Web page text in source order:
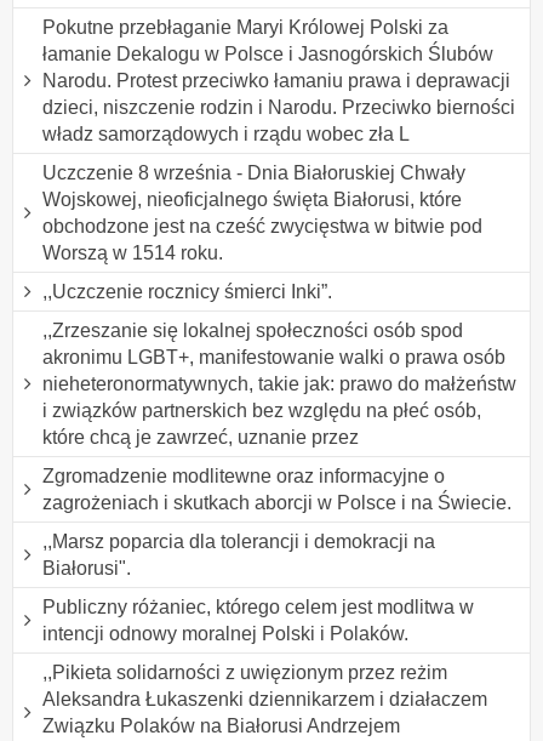
Pokutne przebłaganie Maryi Królowej Polski za
łamanie Dekalogu w Polsce i Jasnogórskich Ślubów
Narodu. Protest przeciwko łamaniu prawa i deprawacji
dzieci, niszczenie rodzin i Narodu. Przeciwko bierności
władz samorządowych i rządu wobec zła L
Uczczenie 8 września - Dnia Białoruskiej Chwały
Wojskowej, nieoficjalnego święta Białorusi, które
obchodzone jest na cześć zwycięstwa w bitwie pod
Worszą w 1514 roku.
,,Uczczenie rocznicy śmierci Inki”.
,,Zrzeszanie się lokalnej społeczności osób spod
akronimu LGBT+, manifestowanie walki o prawa osób
nieheteronormatywnych, takie jak: prawo do małżeństw
i związków partnerskich bez względu na płeć osób,
które chcą je zawrzeć, uznanie przez
Zgromadzenie modlitewne oraz informacyjne o
zagrożeniach i skutkach aborcji w Polsce i na Świecie.
,,Marsz poparcia dla tolerancji i demokracji na
Białorusi".
Publiczny różaniec, którego celem jest modlitwa w
intencji odnowy moralnej Polski i Polaków.
,,Pikieta solidarności z uwięzionym przez reżim
Aleksandra Łukaszenki dziennikarzem i działaczem
Związku Polaków na Białorusi Andrzejem